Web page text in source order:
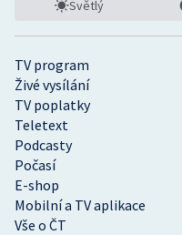
TV program
Živé vysílání
TV poplatky
Teletext
Podcasty
Počasí
E-shop
Mobilní a TV aplikace
Vše o ČT
Světlý